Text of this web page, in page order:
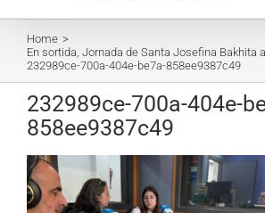
Home
En sortida, Jornada de Santa Josefina Bakhita
232989ce-700a-404e-be7a-858ee9387c49
232989ce-700a-404e-
858ee9387c49